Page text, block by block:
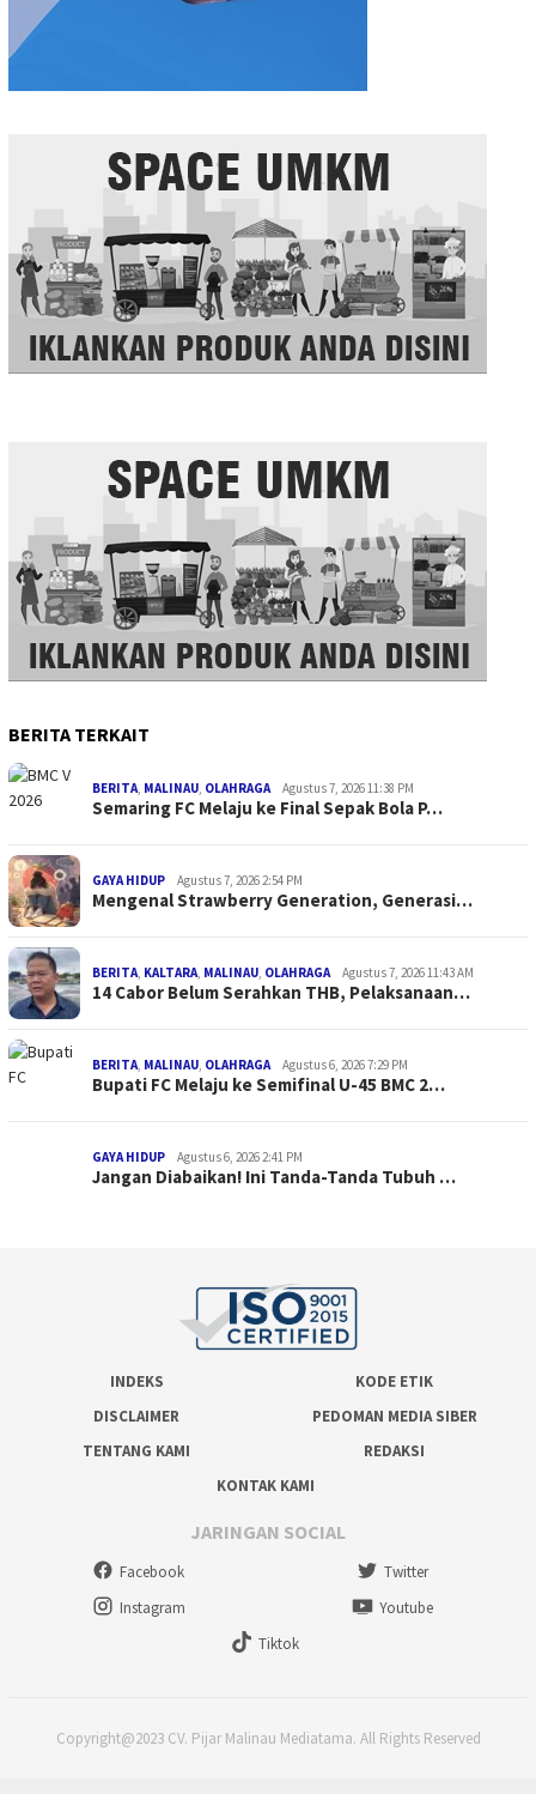
BERITA TERKAIT
BERITA, MALINAU, OLAHRAGA Agustus 7, 2026 11:38 PM
Semaring FC Melaju ke Final Sepak Bola P…
GAYA HIDUP Agustus 7, 2026 2:54 PM
Mengenal Strawberry Generation, Generasi…
BERITA, KALTARA, MALINAU, OLAHRAGA Agustus 7, 2026 11:43 AM
14 Cabor Belum Serahkan THB, Pelaksanaan…
BERITA, MALINAU, OLAHRAGA Agustus 6, 2026 7:29 PM
Bupati FC Melaju ke Semifinal U-45 BMC 2…
GAYA HIDUP Agustus 6, 2026 2:41 PM
Jangan Diabaikan! Ini Tanda-Tanda Tubuh …
INDEKS
KODE ETIK
DISCLAIMER
PEDOMAN MEDIA SIBER
TENTANG KAMI
REDAKSI
KONTAK KAMI
JARINGAN SOCIAL
Facebook
Twitter
Instagram
Youtube
Tiktok
Copyright@2023 CV. Pijar Malinau Mediatama. All Rights Reserved